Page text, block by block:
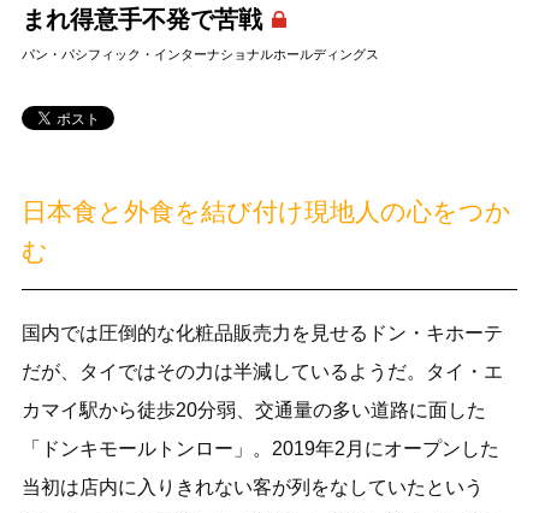
まれ得意手不発で苦戦
パン・パシフィック・インターナショナルホールディングス
日本食と外食を結び付け現地人の心をつか
む
国内では圧倒的な化粧品販売力を見せるドン・キホーテ
だが、タイではその力は半減しているようだ。タイ・エ
カマイ駅から徒歩20分弱、交通量の多い道路に面した
「ドンキモールトンロー」。2019年2月にオープンした
当初は店内に入りきれない客が列をなしていたという